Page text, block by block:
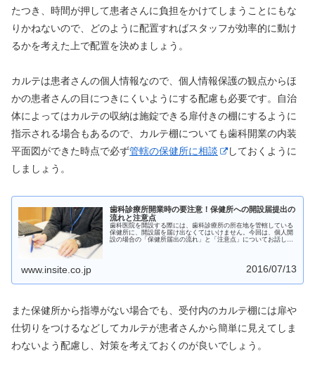
たつき、時間が押して患者さんに負担をかけてしまうことにもな
りかねないので、どのように配置すればスタッフが効率的に動け
るかを考えた上で配置を決めましょう。
カルテは患者さんの個人情報なので、個人情報保護の観点からほ
かの患者さんの目につきにくいようにする配慮も必要です。自治
体によってはカルテの収納は施錠できる扉付きの棚にするように
指示される場合もあるので、カルテ棚についても歯科開業の内装
平面図ができた時点で必ず管轄の保健所に相談
しておくように
しましょう。
歯科診療所開業時の要注意！保健所への開設届提出の
流れと注意点
歯科医院を開設する際には、歯科診療所の所在地を管轄している
保健所に、開設届を届け出なくてはいけません。今回は、個人開
設の場合の「保健所届出の流れ」と「注意点」についてお話しし
www.insite.co.jp 2016/07/13
また保健所から指導がない場合でも、受付内のカルテ棚には扉や
仕切りをつけるなどしてカルテが患者さんから簡単に見えてしま
わないよう配慮し、対策を考えておくのが良いでしょう。